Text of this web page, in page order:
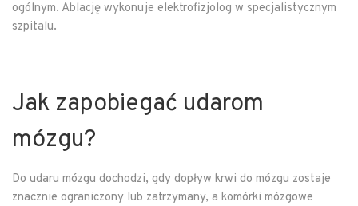
ogólnym. Ablację wykonuje elektrofizjolog w specjalistycznym
szpitalu.
Jak zapobiegać udarom
mózgu?
Do udaru mózgu dochodzi, gdy dopływ krwi do mózgu zostaje
znacznie ograniczony lub zatrzymany, a komórki mózgowe